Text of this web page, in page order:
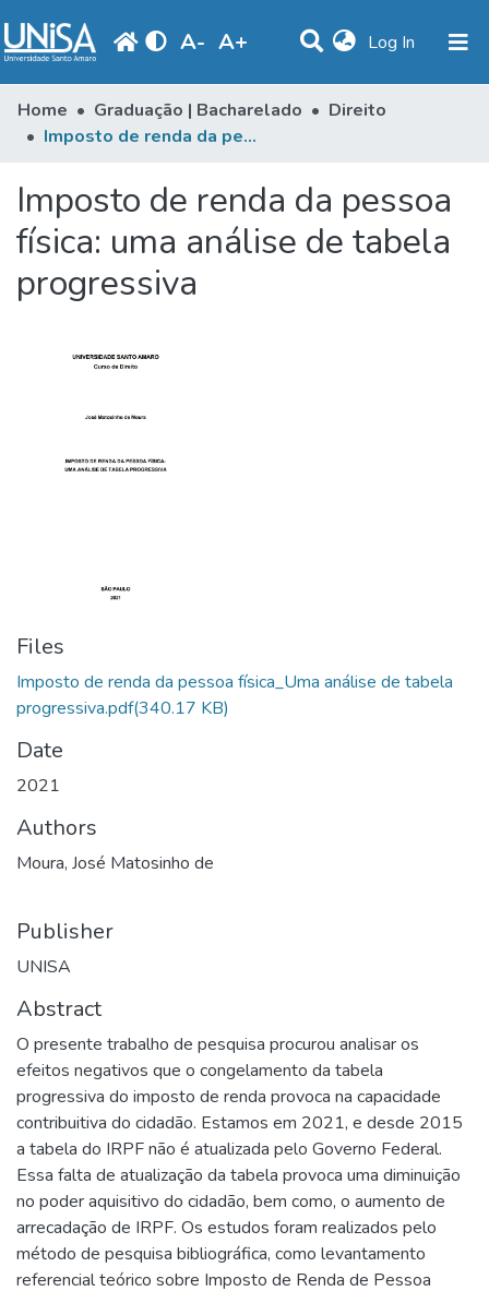
A- A+ Log In (current)
Communities & Collections
Statistics
Browse
Produção Docente
Library
Home Graduação | Bacharelado
Direito
Imposto de renda da pessoa física: uma análise de tabela progressiva
Imposto de renda da pessoa
física: uma análise de tabela
progressiva
Files
Imposto de renda da pessoa física_Uma análise de tabela
progressiva.pdf(340.17 KB)
Date
2021
Authors
Moura, José Matosinho de
Publisher
UNISA
Abstract
O presente trabalho de pesquisa procurou analisar os
efeitos negativos que o congelamento da tabela
progressiva do imposto de renda provoca na capacidade
contribuitiva do cidadão. Estamos em 2021, e desde 2015
a tabela do IRPF não é atualizada pelo Governo Federal.
Essa falta de atualização da tabela provoca uma diminuição
no poder aquisitivo do cidadão, bem como, o aumento de
arrecadação de IRPF. Os estudos foram realizados pelo
método de pesquisa bibliográfica, como levantamento
referencial teórico sobre Imposto de Renda de Pessoa